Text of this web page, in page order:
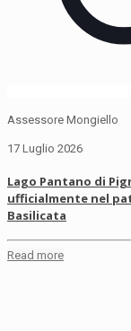
Assessore Mongiello
17 Luglio 2026
Lago Pantano di
ufficialmente nel
Basilicata
Read more